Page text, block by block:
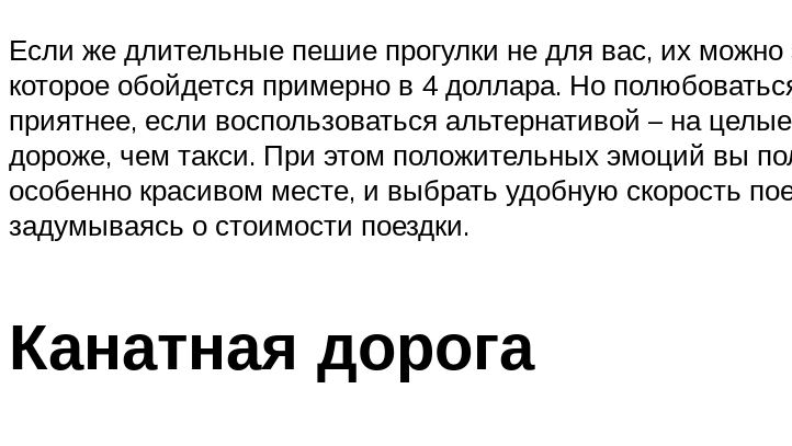
Если же длительные пешие прогулки не для вас, их
которое обойдется примерно в 4 доллара. Но
приятнее, если воспользоваться альтернативой – на
дороже, чем такси. При этом положительных эмоций вы
особенно красивом месте, и выбрать удобную скорость
задумываясь о стоимости поездки.
Канатная дорога